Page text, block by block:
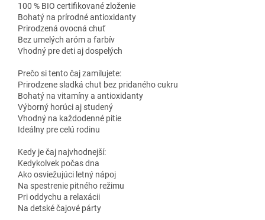
100 % BIO certifikované zloženie
Bohatý na prírodné antioxidanty
Prirodzená ovocná chuť
Bez umelých aróm a farbív
Vhodný pre deti aj dospelých
Prečo si tento čaj zamilujete:
Prirodzene sladká chut bez pridaného cukru
Bohatý na vitamíny a antioxidanty
Výborný horúci aj studený
Vhodný na každodenné pitie
Ideálny pre celú rodinu
Kedy je čaj najvhodnejší:
Kedykolvek počas dna
Ako osviežujúci letný nápoj
Na spestrenie pitného režimu
Pri oddychu a relaxácii
Na detské čajové párty